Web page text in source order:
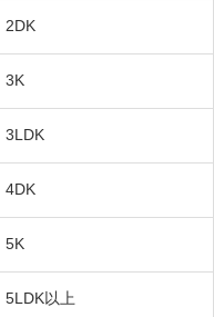
2DK
3K
3LDK
4DK
5K
5LDK以上